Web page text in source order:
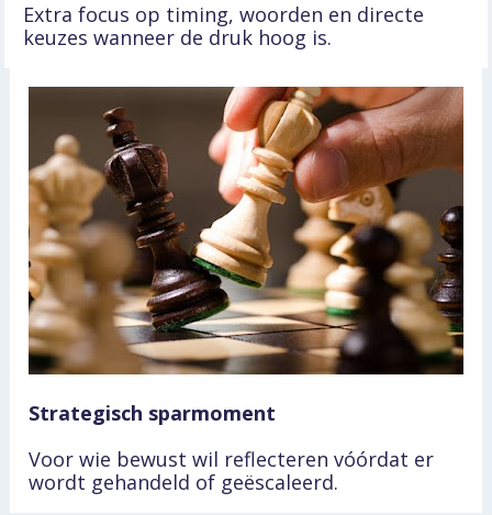
Extra focus op timing, woorden en directe
keuzes wanneer de druk hoog is.
Strategisch sparmoment
Voor wie bewust wil reflecteren vóórdat er
wordt gehandeld of geëscaleerd.